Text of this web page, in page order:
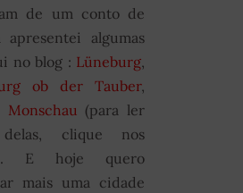
de um conto de
apresentei algumas
no blog : Lüneburg,
ob der Tauber,
Monschau (para ler
clique nos
E hoje quero
mais uma cidade